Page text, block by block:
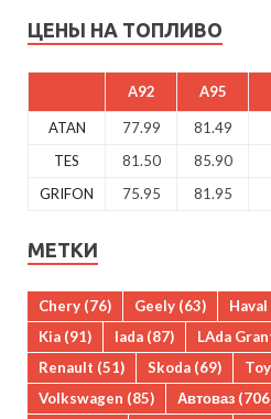
ЦЕНЫ НА ТОПЛИВО
A92 A95
ATAN 77.99 81.49
TES
81.50 85.90
GRIFON
75.95 81.95
МЕТКИ
Chery (76) Geely (63) Haval
Kia (91) lada (87) LAda
Renault (51) Skoda (69)
Volkswagen (85) Автоваз